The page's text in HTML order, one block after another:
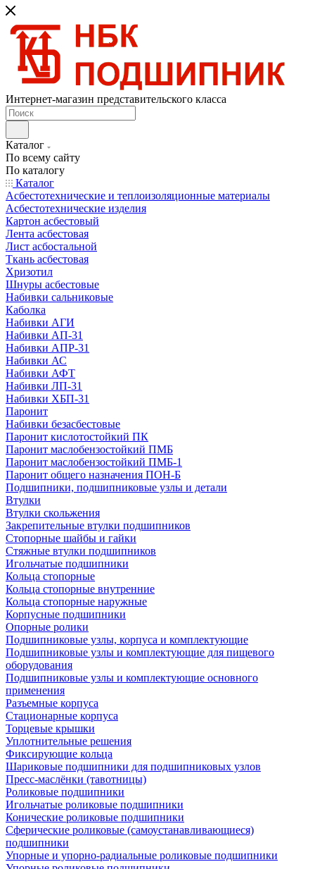
Интернет-магазин представительского класса
Каталог
По всему сайту
По каталогу
Каталог
Асбестотехнические и теплоизоляционные материалы
Асбестотехнические изделия
Картон асбестовый
Лента асбестовая
Лист асбостальной
Ткань асбестовая
Хризотил
Шнуры асбестовые
Набивки сальниковые
Каболка
Набивки АГИ
Набивки АП-31
Набивки АПР-31
Набивки АС
Набивки АФТ
Набивки ЛП-31
Набивки ХБП-31
Паронит
Набивки безасбестовые
Паронит кислотостойкий ПК
Паронит маслобензостойкий ПМБ
Паронит маслобензостойкий ПМБ-1
Паронит общего назначения ПОН-Б
Подшипники, подшипниковые узлы и детали
Втулки
Втулки скольжения
Закрепительные втулки подшипников
Стопорные шайбы и гайки
Стяжные втулки подшипников
Игольчатые подшипники
Кольца стопорные
Кольца стопорные внутренние
Кольца стопорные наружные
Корпусные подшипники
Опорные ролики
Подшипниковые узлы, корпуса и комплектующие
Подшипниковые узлы и комплектующие для пищевого
оборудования
Подшипниковые узлы и комплектующие основного
применения
Разъемные корпуса
Стационарные корпуса
Торцевые крышки
Уплотнительные решения
Фиксирующие кольца
Шариковые подшипники для подшипниковых узлов
Пресс-маслёнки (тавотницы)
Роликовые подшипники
Игольчатые роликовые подшипники
Конические роликовые подшипники
Сферические роликовые (самоустанавливающиеся)
подшипники
Упорные и упорно-радиальные роликовые подшипники